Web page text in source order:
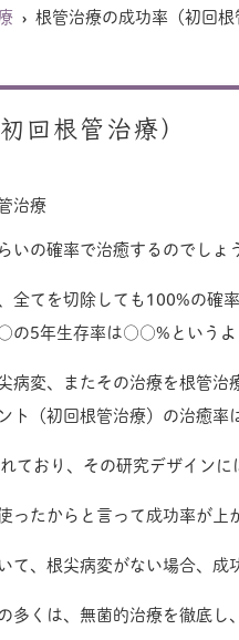
根管治療の成功率（初回根
回根管治療）
治療
いの確率で治癒するのでしょ
全てを切除しても100%の確
5年生存率は○○%というよ
病変、またその治療を根管
ト（初回根管治療）の治癒率
ており、その研究デザイン
ったからと言って成功率が上
て、根尖病変がない場合、成
多くは、無菌的治療を徹底し